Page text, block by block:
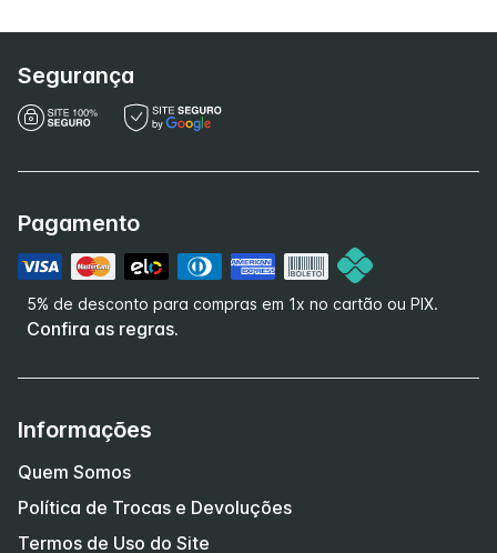
Segurança
Pagamento
5% de desconto para compras em 1x no cartão ou PIX.
Confira as regras.
Informações
Quem Somos
Política de Trocas e Devoluções
Termos de Uso do Site